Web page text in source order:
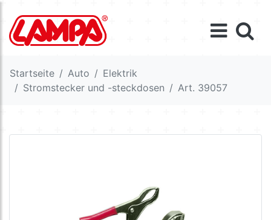
Startseite Auto
Elektrik
Stromstecker und -steckdosen
Art. 39057